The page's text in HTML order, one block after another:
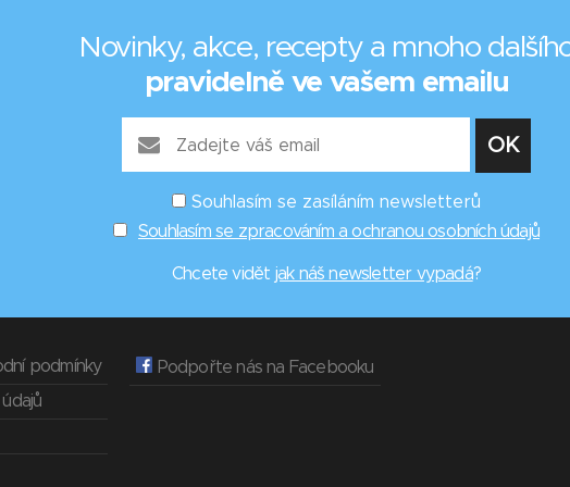
Novinky, akce, recepty a mnoho
pravidelně ve vašem emailu
Souhlasím se zasíláním newsletterů
Souhlasím se zpracováním a ochranou osobních údajů
Chcete vidět jak náš newsletter vypadá?
podmínky
Podpořte nás na Facebooku